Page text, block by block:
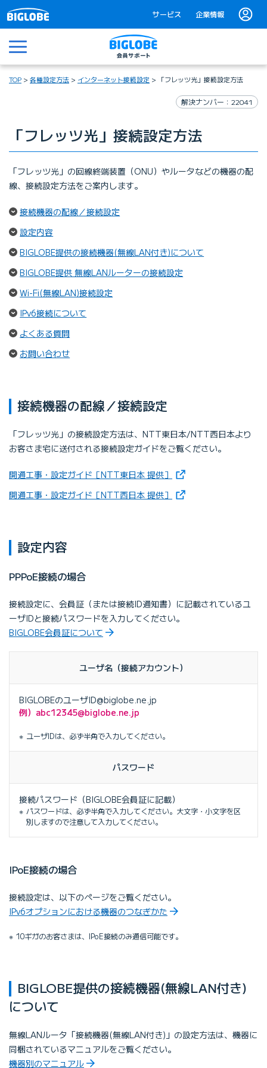
サービス 企業情報
メニュー
TOP 各種設定方法 インターネット接続設定 「フレッツ光」接続設定方法
解決ナンバー：22041
「フレッツ光」接続設定方法
「フレッツ光」の回線終端装置（ONU）やルータなどの機器の配
線、接続設定方法をご案内します。
接続機器の配線／接続設定
設定内容
BIGLOBE提供の接続機器(無線LAN付き)について
BIGLOBE提供 無線LANルーターの接続設定
Wi-Fi(無線LAN)接続設定
IPv6接続について
よくある質問
お問い合わせ（ページ内リンク）
接続機器の配線／接続設定
「フレッツ光」の接続設定方法は、NTT東日本/NTT西日本より
お客さま宅に送付される接続設定ガイドをご覧ください。
開通工事・設定ガイド［NTT東日本 提供］
（新しいタブで開きます
開通工事・設定ガイド［NTT西日本 提供］
（新しいタブで開きます
設定内容
PPPoE接続の場合
接続設定に、会員証（または接続ID通知書）に記載されているユ
ーザIDと接続パスワードを入力してください。
BIGLOBE会員証について
ユーザ名（接続アカウント）
BIGLOBEのユーザID@biglobe.ne.jp
例）abc12345@biglobe.ne.jp
ユーザIDは、必ず半角で入力してください。
パスワード
接続パスワード（BIGLOBE会員証に記載）
パスワードは、必ず半角で入力してください。大文字・小文字を区
別しますので注意して入力してください。
IPoE接続の場合
接続設定は、以下のページをご覧ください。
IPv6オプションにおける機器のつなぎかた
10ギガのお客さまは、IPoE接続のみ通信可能です。
BIGLOBE提供の接続機器(無線LAN付き)
について
無線LANルータ「接続機器(無線LAN付き)」の設定方法は、機器に
同梱されているマニュアルをご覧ください。
機器別のマニュアル